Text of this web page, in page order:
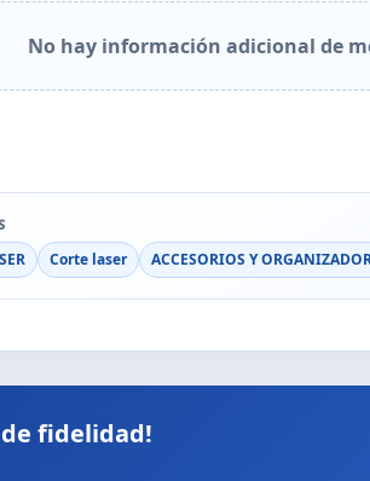
No hay información adicional de
Corte laser ACCESORIOS Y
fidelidad!